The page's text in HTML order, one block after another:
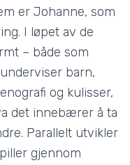
er Johanne, som
I løpet av de
– både som
barn,
og kulisser,
det innebærer å ta
Parallelt utvikler
gjennom